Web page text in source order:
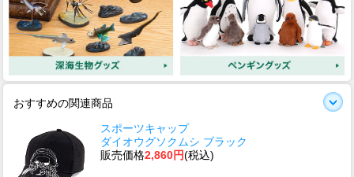
おすすめの関連商品
スポーツキャップ
ダイオウグソクムシ ブラック
販売価格2,860円(税込)